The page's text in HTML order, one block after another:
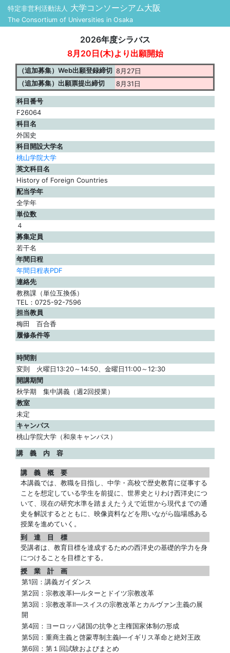
特定非営利活動法人 大学コンソーシアム大阪
The Consortium of Universities in Osaka
2026年度シラバス
8月20日(木)より出願開始
（追加募集）Web出願登録締切 8月27日
（追加募集）出願票提出締切
8月31日
科目番号
F26064
科目名
外国史
科目開設大学名
桃山学院大学
英文科目名
History of Foreign Countries
配当学年
全学年
単位数
４
募集定員
若干名
年間日程
年間日程表PDF
連絡先
教務課（単位互換係）
TEL：0725-92-7596
担当教員
梅田 百合香
履修条件等
時間割
変則 火曜日13:20～14:50、金曜日11:00～12:30
開講期間
秋学期 集中講義（週2回授業）
教室
未定
キャンパス
桃山学院大学（和泉キャンパス）
講 義 内 容
講 義 概 要
本講義では、教職を目指し、中学・高校で歴史教育に従事する
ことを想定している学生を前提に、世界史とりわけ西洋史につ
いて、現在の研究水準を踏まえたうえで近世から現代までの通
史を解説するとともに、映像資料などを用いながら臨場感ある
授業を進めていく。
到 達 目 標
受講者は、教育目標を達成するための西洋史の基礎的学力を身
につけることを目標とする。
授 業 計 画
第1回：講義ガイダンス
第2回：宗教改革Ⅰ―ルターとドイツ宗教改革
第3回：宗教改革Ⅱ―スイスの宗教改革とカルヴァン主義の展
開
第4回：ヨーロッパ諸国の抗争と主権国家体制の形成
第5回：重商主義と啓蒙専制主義Ⅰ―イギリス革命と絶対王政
第6回：第１回試験およびまとめ